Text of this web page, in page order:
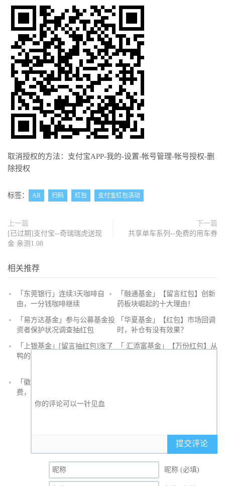
取消授权的方法：支付宝APP-我的-设置-帐号管理-帐号授权-删
除授权
标签： AR 扫码 红包 支付宝红包活动
上一篇
[已过期]支付宝--奇瑞瑞虎送现
金 亲测1.08
下一篇
共享单车系列--免费的用车券
相关推荐
「东莞银行」连续3天咖啡自
由，一分钱咖啡继续
「融通基金」【留言红包】创新
药板块崛起的十大理由！
「易方达基金」参与公募基金投
资者保护状况调查抽红包
「华夏基金」【红包】市场回调
时，补仓有没有效果？
「上银基金」[留言抽红包]​涨了
鸭的投资旅途
「 汇添富基金」【万份红包】从
「徽商银行」手机银行充值话
费，至高立减30元
提交评论
昵称 (必填)